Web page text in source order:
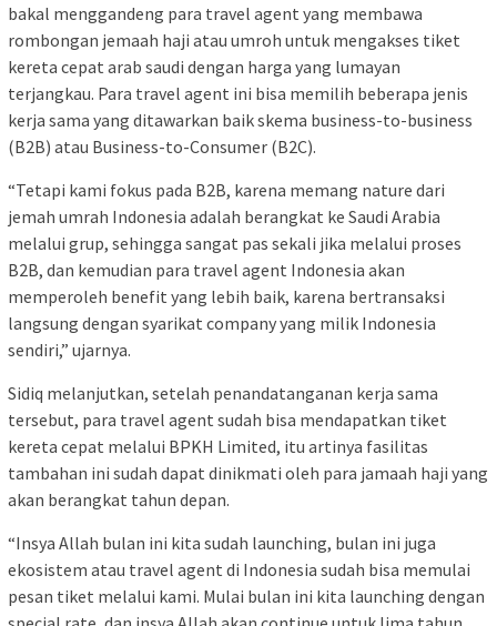
bakal menggandeng para travel agent yang membawa
rombongan jemaah haji atau umroh untuk mengakses tiket
kereta cepat arab saudi dengan harga yang lumayan
terjangkau. Para travel agent ini bisa memilih beberapa jenis
kerja sama yang ditawarkan baik skema business-to-business
(B2B) atau Business-to-Consumer (B2C).
“Tetapi kami fokus pada B2B, karena memang nature dari
jemah umrah Indonesia adalah berangkat ke Saudi Arabia
melalui grup, sehingga sangat pas sekali jika melalui proses
B2B, dan kemudian para travel agent Indonesia akan
memperoleh benefit yang lebih baik, karena bertransaksi
langsung dengan syarikat company yang milik Indonesia
sendiri,” ujarnya.
Sidiq melanjutkan, setelah penandatanganan kerja sama
tersebut, para travel agent sudah bisa mendapatkan tiket
kereta cepat melalui BPKH Limited, itu artinya fasilitas
tambahan ini sudah dapat dinikmati oleh para jamaah haji yang
akan berangkat tahun depan.
“Insya Allah bulan ini kita sudah launching, bulan ini juga
ekosistem atau travel agent di Indonesia sudah bisa memulai
pesan tiket melalui kami. Mulai bulan ini kita launching dengan